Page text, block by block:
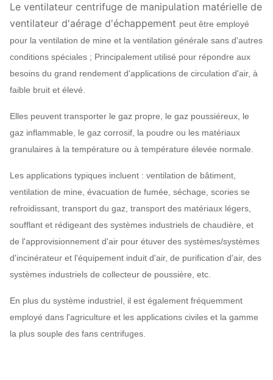
Le ventilateur centrifuge de manipulation matérielle de
ventilateur d'aérage d'échappement peut être employé
pour la ventilation de mine et la ventilation générale sans d'autres
conditions spéciales ; Principalement utilisé pour répondre aux
besoins du grand rendement d'applications de circulation d'air, à
faible bruit et élevé.
Elles peuvent transporter le gaz propre, le gaz poussiéreux, le
gaz inflammable, le gaz corrosif, la poudre ou les matériaux
granulaires à la température ou à température élevée normale.
Les applications typiques incluent : ventilation de bâtiment,
ventilation de mine, évacuation de fumée, séchage, scories se
refroidissant, transport du gaz, transport des matériaux légers,
soufflant et rédigeant des systèmes industriels de chaudière, et
de l'approvisionnement d'air pour étuver des systèmes/systèmes
d'incinérateur et l'équipement induit d'air, de purification d'air, des
systèmes industriels de collecteur de poussière, etc.
En plus du système industriel, il est également fréquemment
employé dans l'agriculture et les applications civiles et la gamme
la plus souple des fans centrifuges.